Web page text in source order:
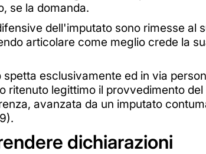
se la domanda.
dell'imputato sono rimesse al
articolare come meglio crede la
esclusivamente ed in via
legittimo il provvedimento
avanzata da un imputato
dichiarazioni